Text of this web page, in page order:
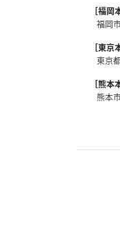
［福岡
福岡
［東京
東京
［熊本
熊本